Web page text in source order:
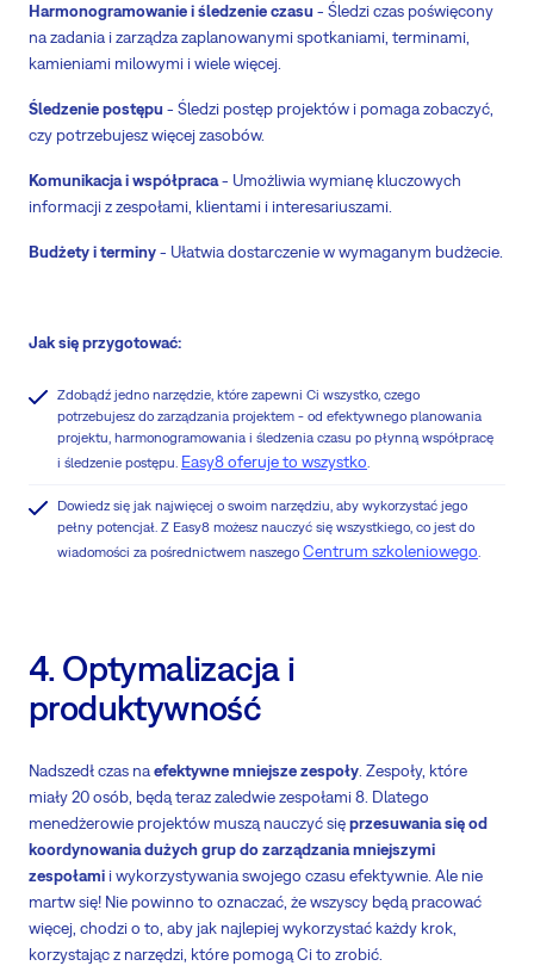
Harmonogramowanie i śledzenie czasu - Śledzi czas poświęcony
na zadania i zarządza zaplanowanymi spotkaniami, terminami,
kamieniami milowymi i wiele więcej.
Śledzenie postępu - Śledzi postęp projektów i pomaga zobaczyć,
czy potrzebujesz więcej zasobów.
Komunikacja i współpraca- Umożliwia wymianę kluczowych
informacji z zespołami, klientami i interesariuszami.
Budżety i terminy- Ułatwia dostarczenie w wymaganym budżecie.
Jak się przygotować:
Zdobądź jedno narzędzie, które zapewni Ci wszystko, czego
potrzebujesz do zarządzania projektem - od efektywnego planowania
projektu, harmonogramowania i śledzenia czasu po płynną współpracę
i śledzenie postępu. Easy8 oferuje to wszystko.
Dowiedz się jak najwięcej o swoim narzędziu, aby wykorzystać jego
pełny potencjał. Z Easy8 możesz nauczyć się wszystkiego, co jest do
wiadomości za pośrednictwem naszego Centrum szkoleniowego.
4. Optymalizacja i
produktywność
Nadszedł czas naefektywne mniejsze zespoły . Zespoły, które
miały 20 osób, będą teraz zaledwie zespołami 8. Dlatego
menedżerowie projektów muszą nauczyć sięprzesuwania się od
koordynowania dużych grup do zarządzania mniejszymi
zespołami i wykorzystywania swojego czasu efektywnie. Ale nie
martw się! Nie powinno to oznaczać, że wszyscy będą pracować
więcej, chodzi o to, aby jak najlepiej wykorzystać każdy krok,
korzystając z narzędzi, które pomogą Ci to zrobić.